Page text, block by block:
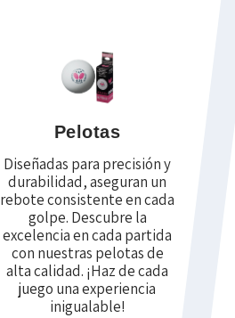
Pelotas
Diseñadas para precisión y
durabilidad, aseguran un
rebote consistente en cada
golpe. Descubre la
excelencia en cada partida
con nuestras pelotas de
alta calidad. ¡Haz de cada
juego una experiencia
inigualable!